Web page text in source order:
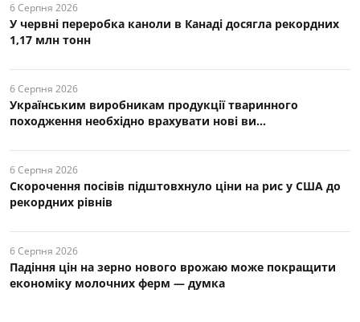
6 Серпня 2026
У червні переробка каноли в Канаді досягла рекордних
1,17 млн тонн
6 Серпня 2026
Українським виробникам продукції тваринного
походження необхідно врахувати нові ви...
6 Серпня 2026
Скорочення посівів підштовхнуло ціни на рис у США до
рекордних рівнів
6 Серпня 2026
Падіння цін на зерно нового врожаю може покращити
економіку молочних ферм — думка